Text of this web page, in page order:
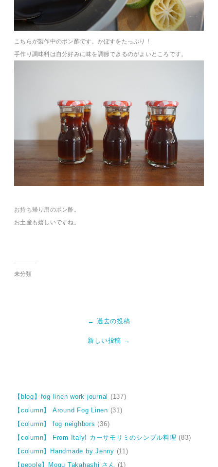
こちらが製作中のポン酢です。かぼすをたっぷり！
手作り調味料は自分好みに味を調節できるのがよいところです。
お持ち帰り用のポン酢。
お土産も嬉しいですね。
未分類
← 過去の投稿
新しい投稿 →
【blog】fog linen work journal
(137)
【column】 Around Fog Linen (31)
【column】 fog neighbors (36)
【column】 From Italy! カーサモリミのシンプル料理 (83)
【column】Handmade by Jenny (11)
【people】Mogu Takahashi さん (1)